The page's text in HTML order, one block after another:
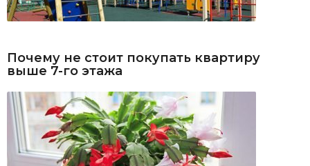
Почему не стоит покупать квартиру
выше 7-го этажа